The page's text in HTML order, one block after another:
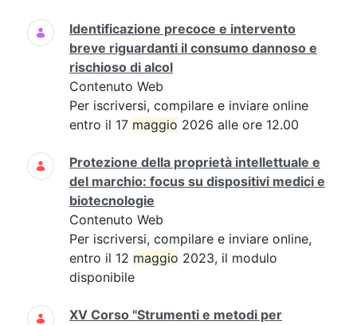
Identificazione precoce e intervento
breve riguardanti il consumo dannoso e
rischioso di alcol
Contenuto Web
Per iscriversi, compilare e inviare online
entro il 17 maggio 2026 alle ore 12.00
Protezione della proprietà intellettuale e
del marchio: focus su dispositivi medici e
biotecnologie
Contenuto Web
Per iscriversi, compilare e inviare online,
entro il 12 maggio 2023, il modulo
disponibile
XV Corso "Strumenti e metodi per